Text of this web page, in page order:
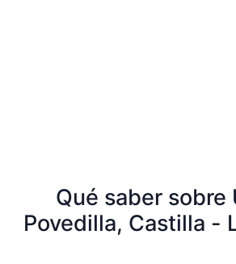
Qué saber sobre
Povedilla, Castilla -